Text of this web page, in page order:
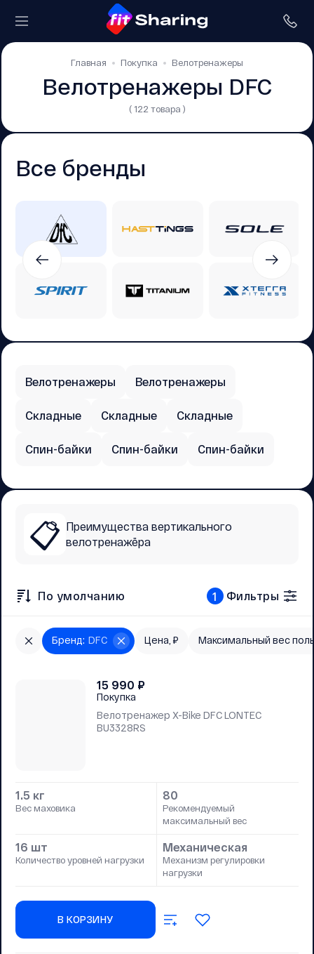
Главная Покупка Велотренажеры
Велотренажеры DFC
( 122 товара )
Все бренды
Велотренажеры Велотренажеры
Складные Складные Складные
Спин-байки Спин-байки Спин-байки
📋 Преимущества вертикального
велотренажёра
По умолчанию 1 Фильтры
Бренд: DFC Цена, ₽ Максимальный вес
15 990 ₽
Покупка
Велотренажер X-Bike DFC LONTEC
BU3328RS
1.5 кг
Вес маховика
80
Рекомендуемый
максимальный вес
16 шт
Количество уровней нагрузки
Механическая
Механизм регулировки
нагрузки
В КОРЗИНУ